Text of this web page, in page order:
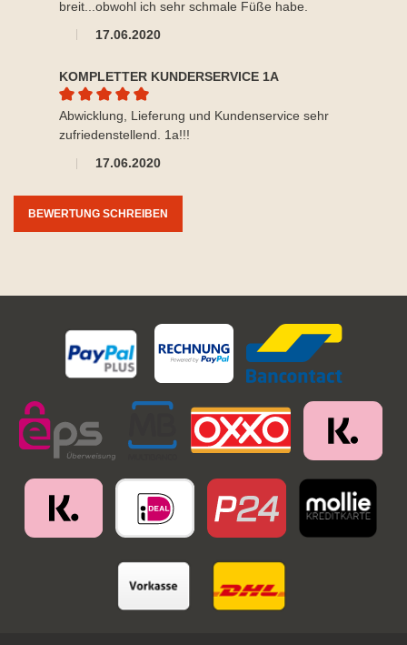
17.06.2020
breit...obwohl ich sehr schmale Füße habe.
KOMPLETTER KUNDERSERVICE 1A
Durchschnittliche Bewertung von 5 von 5 Sternen
17.06.2020
Abwicklung, Lieferung und Kundenservice sehr
zufriedenstellend. 1a!!!
BEWERTUNG SCHREIBEN